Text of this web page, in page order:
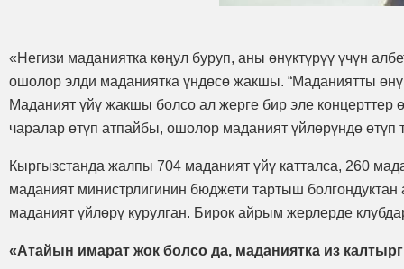
«Негизи маданиятка көңул буруп, аны өнүктүрүү үчүн
ошолор элди маданиятка үндөсө жакшы. “Маданиятты
Маданият үйү жакшы болсо ал жерге бир эле
чаралар өтүп атпайбы, ошолор маданият үйлөрүндө
Кыргызстанда жалпы 704 маданият үйү катталса, 260
маданият министрлигинин бюджети тартыш
маданият үйлөрү курулган. Бирок айрым жерлерде
«Атайын имарат жок болсо да, маданиятка из